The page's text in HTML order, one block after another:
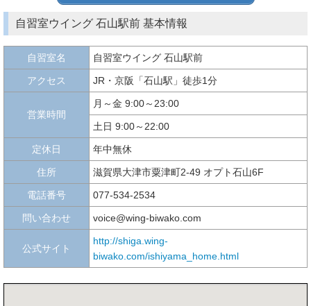
自習室ウイング 石山駅前 基本情報
自習室名 自習室ウイング 石山駅前
アクセス JR・京阪「石山駅」徒歩1分
営業時間
月～金 9:00～23:00
土日 9:00～22:00
定休日 年中無休
住所 滋賀県大津市粟津町2-49 オプト石山6F
電話番号 077-534-2534
問い合わせ voice@wing-biwako.com
公式サイト
http://shiga.wing-
biwako.com/ishiyama_home.html